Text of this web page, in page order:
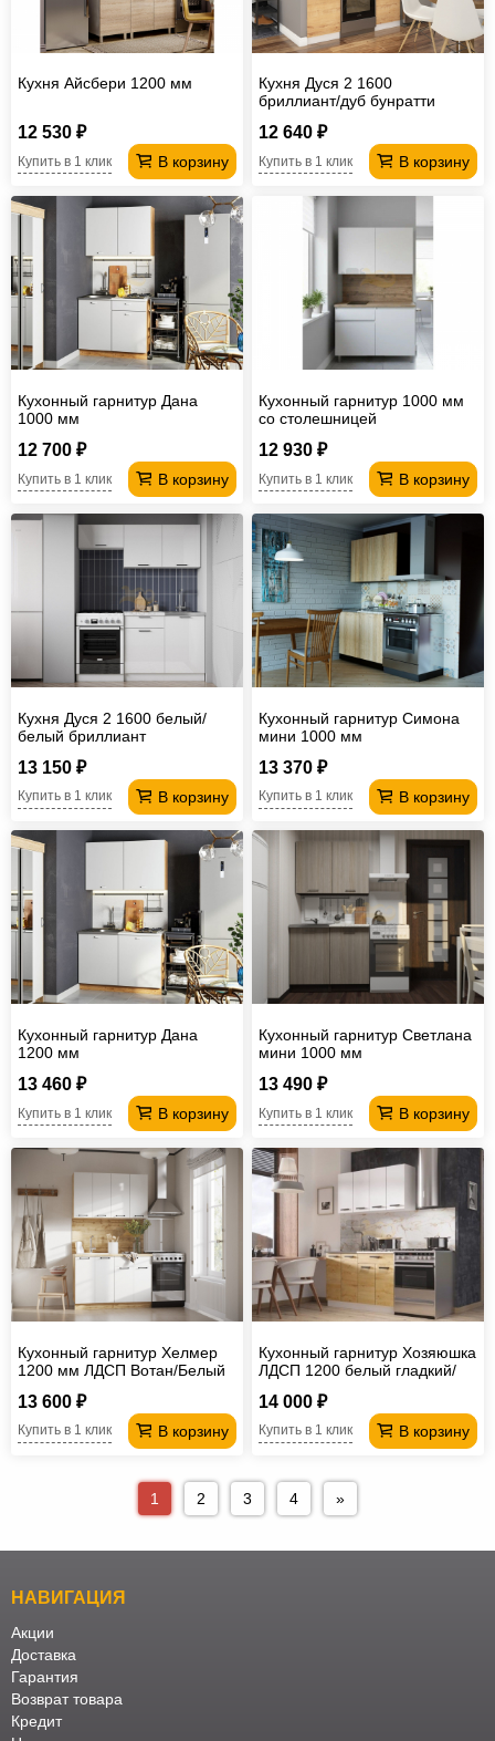
Кухня Айсбери 1200 мм
12 530 ₽
В корзину
Купить в 1 клик
Кухня Дуся 2 1600
бриллиант/дуб бунратти
12 640 ₽
В корзину
Купить в 1 клик
Кухонный гарнитур Дана
1000 мм
12 700 ₽
В корзину
Купить в 1 клик
Кухонный гарнитур 1000 мм
со столешницей
12 930 ₽
В корзину
Купить в 1 клик
Кухня Дуся 2 1600 белый/
белый бриллиант
13 150 ₽
В корзину
Купить в 1 клик
Кухонный гарнитур Симона
мини 1000 мм
13 370 ₽
В корзину
Купить в 1 клик
Кухонный гарнитур Дана
1200 мм
13 460 ₽
В корзину
Купить в 1 клик
Кухонный гарнитур Светлана
мини 1000 мм
13 490 ₽
В корзину
Купить в 1 клик
Кухонный гарнитур Хелмер
1200 мм ЛДСП Вотан/Белый
13 600 ₽
В корзину
Купить в 1 клик
Кухонный гарнитур Хозяюшка
ЛДСП 1200 белый гладкий/
14 000 ₽
В корзину
Купить в 1 клик
1 2 3 4 »
НАВИГАЦИЯ
Акции
Доставка
Гарантия
Возврат товара
Кредит